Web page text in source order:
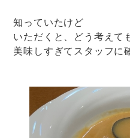
知っていたけど
いただくと、どう考えて
美味しすぎてスタッフに